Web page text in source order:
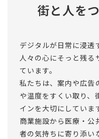
街と人を
デジタルが日常に浸透
人々の心にそっと残る
ています。
私たちは、案内や広告
や温度をすくい取り、
インを大切にしていま
商業施設から医療・公
者の気持ちに寄り添い